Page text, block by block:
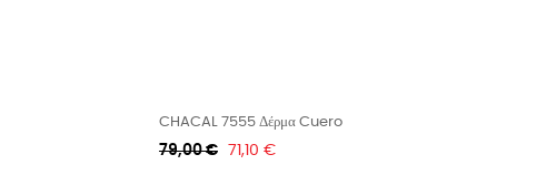
CHACAL 7555 Δέρμα Cuero
Κανονική
79,00 € Τιμή
71,10 €